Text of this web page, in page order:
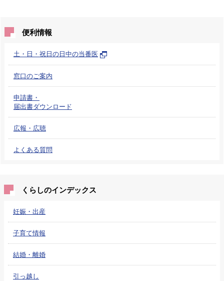
便利情報
土・日・祝日の日中の当番医
窓口のご案内
申請書・
届出書ダウンロード
広報・広聴
よくある質問
くらしのインデックス
妊娠・出産
子育て情報
結婚・離婚
引っ越し